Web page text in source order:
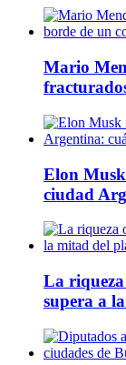
Mario
Elon
ciudad
La
supera a